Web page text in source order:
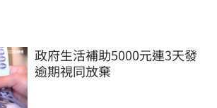
政府生活補助5000元連3天發
逾期視同放棄